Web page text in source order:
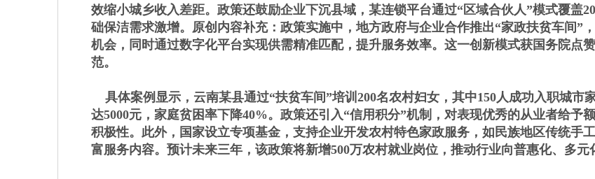
效缩小城乡收入差距。政策还鼓励企业下沉县域，某连锁平台通过“区域合伙人”模式覆盖
础保洁需求激增。原创内容补充：政策实施中，地方政府与企业合作推出“家政扶贫车间”
机会，同时通过数字化平台实现供需精准匹配，提升服务效率。这一创新模式获国务院点
范。
具体案例显示，云南某县通过“扶贫车间”培训200名农村妇女，其中150人成功入职城市
达5000元，家庭贫困率下降40%。政策还引入“信用积分”机制，对表现优秀的从业者给予
积极性。此外，国家设立专项基金，支持企业开发农村特色家政服务，如民族地区传统手
富服务内容。预计未来三年，该政策将新增500万农村就业岗位，推动行业向普惠化、多元